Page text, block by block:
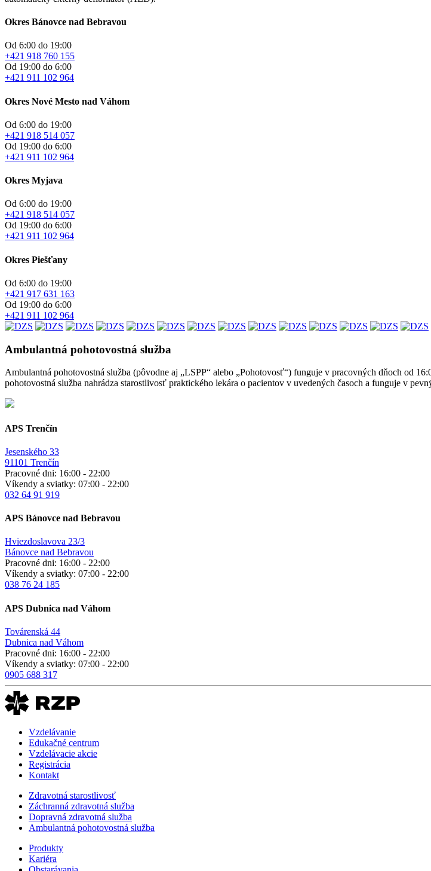
Okres Bánovce nad Bebravou
Od 6:00 do 19:00
+421 918 760 155
Od 19:00 do 6:00
+421 911 102 964
Okres Nové Mesto nad Váhom
Od 6:00 do 19:00
+421 918 514 057
Od 19:00 do 6:00
+421 911 102 964
Okres Myjava
Od 6:00 do 19:00
+421 918 514 057
Od 19:00 do 6:00
+421 911 102 964
Okres Piešťany
Od 6:00 do 19:00
+421 917 631 163
Od 19:00 do 6:00
+421 911 102 964
Ambulantná pohotovostná služba
Ambulantná pohotovostná služba (pôvodne aj „LSPP“ alebo „Pohotovosť“) funguje v pracovných dňoch od
pohotovostná služba nahrádza starostlivosť praktického lekára o pacientov v uvedených časoch a funguje v
APS Trenčín
Jesenského 33
91101 Trenčín
Pracovné dni: 16:00 - 22:00
Víkendy a sviatky: 07:00 - 22:00
032 64 91 919
APS Bánovce nad Bebravou
Hviezdoslavova 23/3
Bánovce nad Bebravou
Pracovné dni: 16:00 - 22:00
Víkendy a sviatky: 07:00 - 22:00
038 76 24 185
APS Dubnica nad Váhom
Továrenská 44
Dubnica nad Váhom
Pracovné dni: 16:00 - 22:00
Víkendy a sviatky: 07:00 - 22:00
0905 688 317
Vzdelávanie
Edukačné centrum
Vzdelávacie akcie
Registrácia
Kontakt
Zdravotná starostlivosť
Záchranná zdravotná služba
Dopravná zdravotná služba
Ambulantná pohotovostná služba
Produkty
Kariéra